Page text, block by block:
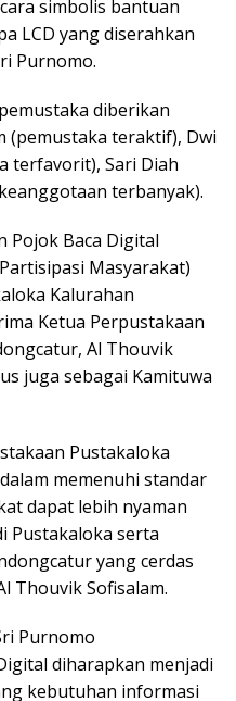
simbolis bantuan
LCD yang diserahkan
Purnomo.
diberikan
(pemustaka teraktif), Dwi
terfavorit), Sari Diah
terbanyak).
Pojok Baca Digital
Masyarakat)
Kalurahan
Ketua Perpustakaan
Al Thouvik
juga sebagai Kamituwa
Pustakaloka
memenuhi standar
dapat lebih nyaman
Pustakaloka serta
yang cerdas
Thouvik Sofisalam.
Purnomo
diharapkan menjadi
kebutuhan informasi